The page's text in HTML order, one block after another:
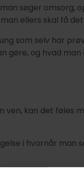
søger
ellers skal få det.
som selv har
gøre, og hvad
ven, kan det føles
i hvornår